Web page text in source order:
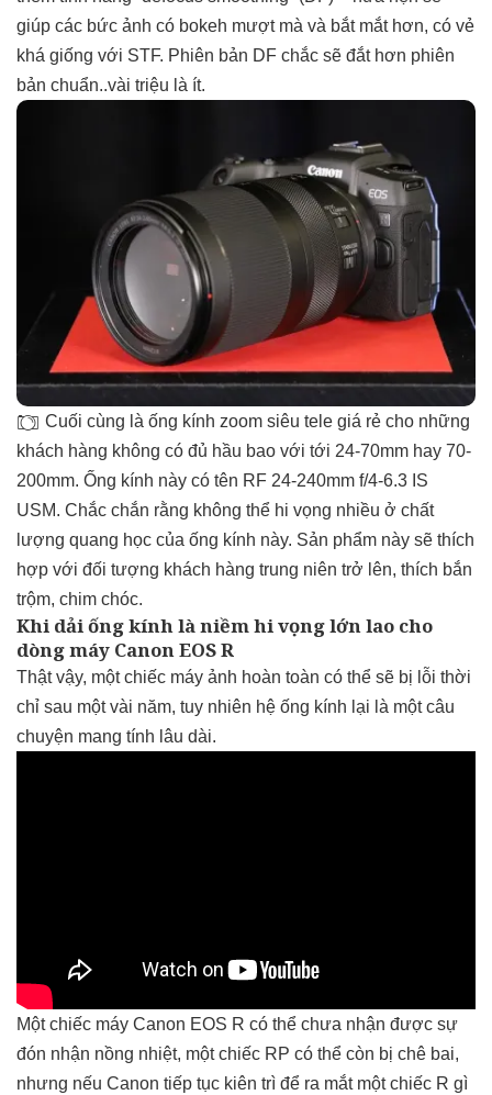
giúp các bức ảnh có bokeh mượt mà và bắt mắt hơn, có vẻ
khá giống với STF. Phiên bản DF chắc sẽ đắt hơn phiên
bản chuẩn..vài triệu là ít.
Cuối cùng là ống kính zoom siêu tele giá rẻ cho những
khách hàng không có đủ hầu bao với tới 24-70mm hay 70-
200mm. Ống kính này có tên RF 24-240mm f/4-6.3 IS
USM. Chắc chắn rằng không thể hi vọng nhiều ở chất
lượng quang học của ống kính này. Sản phẩm này sẽ thích
hợp với đối tượng khách hàng trung niên trở lên, thích bắn
trộm, chim chóc.
Khi dải ống kính là niềm hi vọng lớn lao cho
dòng máy Canon EOS R
Thật vậy, một chiếc máy ảnh hoàn toàn có thể sẽ bị lỗi thời
chỉ sau một vài năm, tuy nhiên hệ ống kính lại là một câu
chuyện mang tính lâu dài.
Một chiếc máy Canon EOS R có thể chưa nhận được sự
đón nhận nồng nhiệt, một chiếc RP có thể còn bị chê bai,
nhưng nếu Canon tiếp tục kiên trì để ra mắt một chiếc R gì